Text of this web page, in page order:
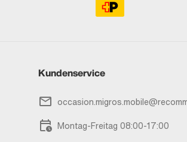
Kundenservice
Montag-Freitag 08:00-17:00